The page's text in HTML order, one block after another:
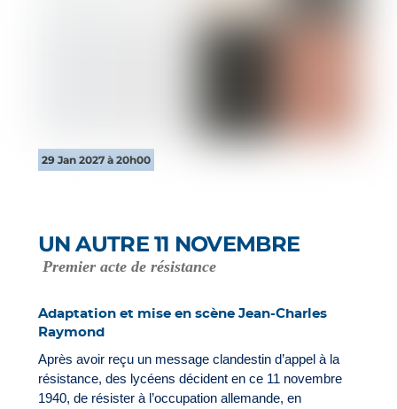
29 Jan 2027 à 20h00
UN AUTRE 11 NOVEMBRE
Premier acte de résistance
Adaptation et mise en scène Jean-Charles
Raymond
Après avoir reçu un message clandestin d’appel à la
résistance, des lycéens décident en ce 11 novembre
1940, de résister à l’occupation allemande, en